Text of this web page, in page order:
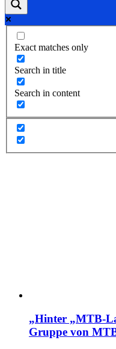
Exact matches only
Search in title
Search in content
„Hinter „MTB-
Gruppe von